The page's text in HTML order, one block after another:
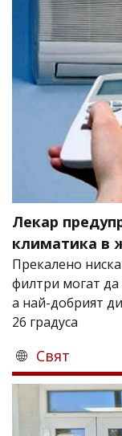
Лекар
климатика в
Прекалено
филтри могат
а най-добрият
26 градуса
Свят